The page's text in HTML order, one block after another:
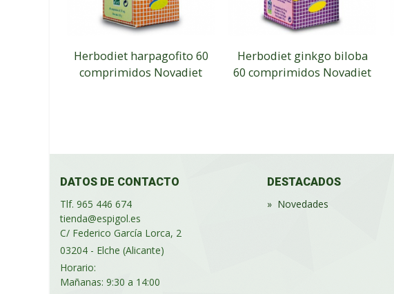
Herbodiet harpagofito 60
comprimidos Novadiet
Herbodiet ginkgo biloba
60 comprimidos Novadiet
DATOS DE CONTACTO
Tlf. 965 446 674
tienda@espigol.es
C/ Federico García Lorca, 2
03204 - Elche (Alicante)
Horario:
Mañanas: 9:30 a 14:00
DESTACADOS
» Novedades